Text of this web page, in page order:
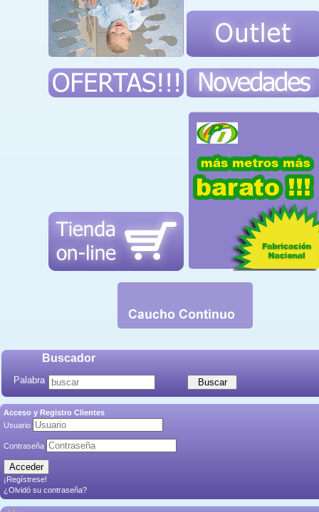
Buscador
Palabra
Acceso y Registro Clientes
Usuario
Contraseña
¡Regístrese!
¿Olvidó su contraseña?